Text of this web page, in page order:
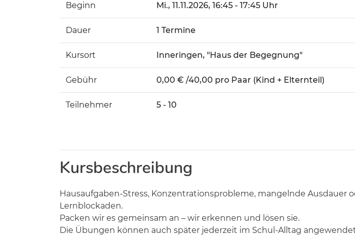
Beginn Mi., 11.11.2026, 16:45 - 17:45 Uhr
Dauer 1 Termine
Kursort Inneringen, "Haus der Begegnung"
Gebühr 0,00 € /40,00 pro Paar (Kind + Elternteil)
Teilnehmer 5 - 10
Kursbeschreibung
Hausaufgaben-Stress, Konzentrationsprobleme, mangelnde Ausdauer
Lernblockaden.
Packen wir es gemeinsam an – wir erkennen und lösen sie.
Die Übungen können auch später jederzeit im Schul-Alltag